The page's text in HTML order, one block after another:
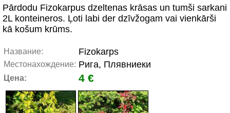
Pārdodu Fizokarpus dzeltenas krāsas un tumši sarkani
2L konteineros. Ļoti labi der dzīvžogam vai vienkārši
kā košum krūms.
Название: Fizokarps
Местонахождение: Рига, Плявниеки
Цена: 4 €